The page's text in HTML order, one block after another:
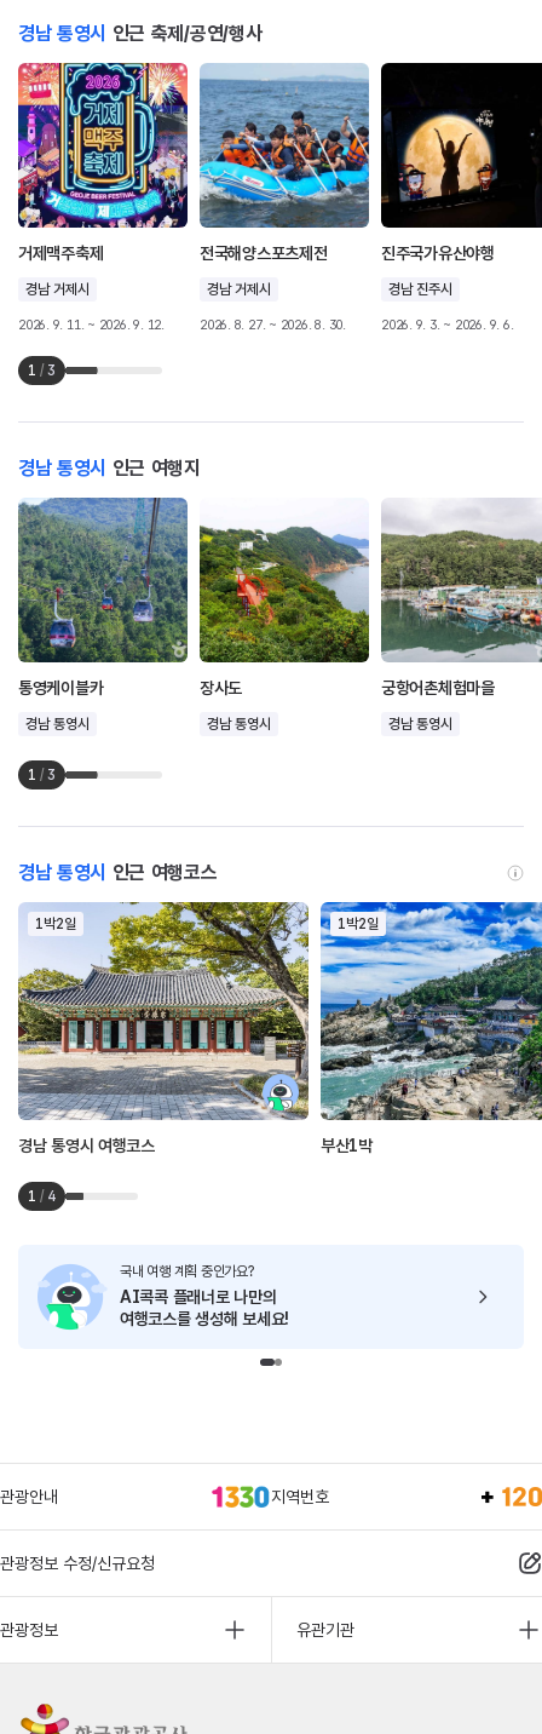
경남 통영시 인근 축제/공연/행사
거제맥주축제
경남 거제시
2026. 9. 11. ~ 2026. 9. 12.
전국해양스포츠제전
경남 거제시
2026. 8. 27. ~ 2026. 8. 30.
진주국가유산야행
경남 진주시
2026. 9. 3. ~ 2026. 9. 6.
1 / 3
경남 통영시 인근 여행지
통영케이블카
경남 통영시
장사도
경남 통영시
궁항어촌체험마을
경남 통영시
1 / 3
경남 통영시 인근 여행코스
1박2일
경남 통영시 여행코스
1박2일
부산1박
1 / 4
국내 여행 계획 중인가요?
AI콕콕 플래너로 나만의
여행코스를 생성해 보세요!
관광안내 지역번호
관광정보 수정/신규요청
관광정보 유관기관